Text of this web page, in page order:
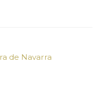
de Navarra